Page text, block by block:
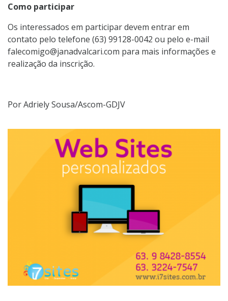
Como participar
Os interessados em participar devem entrar em
contato pelo telefone (63) 99128-0042 ou pelo e-mail
falecomigo@janadvalcari.com para mais informações e
realização da inscrição.
PorAdriely Sousa/Ascom-GDJV